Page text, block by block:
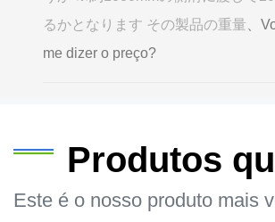
るかとなります その製品の重量 、
me dizer o preço?
Produtos
Este é o nosso produto mais